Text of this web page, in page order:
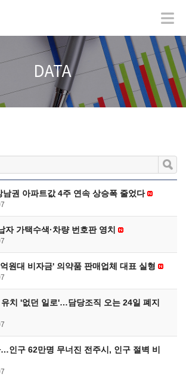
DATA
남권 아파트값 4주 연속 상승폭 줄었다
자 가택수색·차량 번호판 영치
원대 비자금' 의약품 판매업체 대표 실형
치 '없던 일로'…담당조직 오는 24일 폐지
인구 62만명 무너진 전주시, 인구 절벽 비